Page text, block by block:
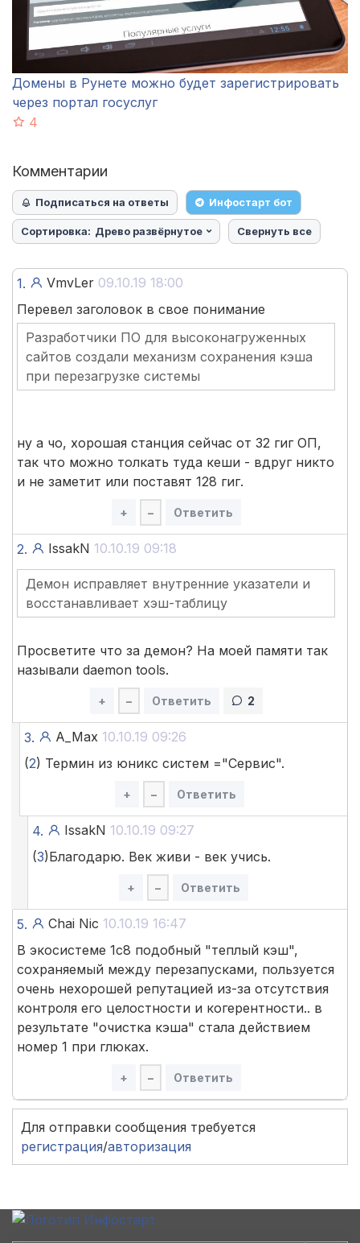
Домены в Рунете можно будет зарегистрировать
через портал госуслуг
4
Комментарии
Подписаться на ответы Инфостарт бот
Сортировка: Древо развёрнутое Свернуть все
1. VmvLer 09.10.19 18:00
Перевел заголовок в свое понимание
Разработчики ПО для высоконагруженных
сайтов создали механизм сохранения кэша
при перезагрузке системы
ну а чо, хорошая станция сейчас от 32 гиг ОП,
так что можно толкать туда кеши - вдруг никто
и не заметит или поставят 128 гиг.
+ – Ответить
2. IssakN 10.10.19 09:18
Демон исправляет внутренние указатели и
восстанавливает хэш-таблицу
Просветите что за демон? На моей памяти так
называли daemon tools.
+ – Ответить 2
3. A_Max 10.10.19 09:26
(2) Термин из юникс систем ="Сервис".
+ – Ответить
4. IssakN 10.10.19 09:27
(3)Благодарю. Век живи - век учись.
+ – Ответить
5. Chai Nic 10.10.19 16:47
В экосистеме 1с8 подобный "теплый кэш",
сохраняемый между перезапусками, пользуется
очень нехорошей репутацией из-за отсутствия
контроля его целостности и когерентности.. в
результате "очистка кэша" стала действием
номер 1 при глюках.
+ – Ответить
Для отправки сообщения требуется
регистрация/авторизация